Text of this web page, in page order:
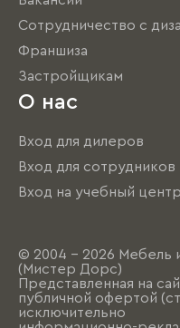
Сотрудничество с
Франшиза
Застройщикам
О нас
Вход для дилеров
Вход для сотрудников
Вход на учебный центр
© 2004 - 2026 Мебель и
(Мистер Дорс)
Представленная на
публичной офертой
исключительно